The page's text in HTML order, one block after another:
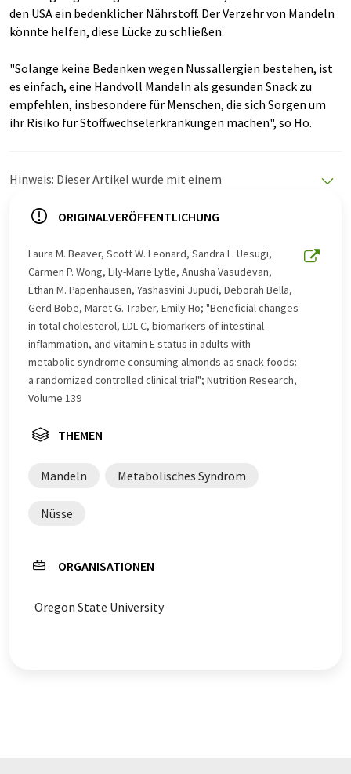
den USA ein bedenklicher Nährstoff. Der Verzehr von Mandeln
könnte helfen, diese Lücke zu schließen.
"Solange keine Bedenken wegen Nussallergien bestehen, ist
es einfach, eine Handvoll Mandeln als gesunden Snack zu
empfehlen, insbesondere für Menschen, die sich Sorgen um
ihr Risiko für Stoffwechselerkrankungen machen", so Ho.
Hinweis: Dieser Artikel wurde mit einem
LUMITOS bietet diese automatischen Übersetzungen
Nachrichten zu präsentieren. Da dieser Artikel mit
automatischer Übersetzung übersetzt wurde, ist es
möglich, dass er Fehler im Vokabular, in der Syntax oder
in der Grammatik enthält. Den ursprünglichen Artikel in
Englisch finden Siehier.
ORIGINALVERÖFFENTLICHUNG
Laura M. Beaver, Scott W. Leonard, Sandra L. Uesugi,
Carmen P. Wong, Lily-Marie Lytle, Anusha Vasudevan,
Ethan M. Papenhausen, Yashasvini Jupudi, Deborah Bella,
Gerd Bobe, Maret G. Traber, Emily Ho; "Beneficial changes
in total cholesterol, LDL-C, biomarkers of intestinal
inflammation, and vitamin E status in adults with
metabolic syndrome consuming almonds as snack foods:
a randomized controlled clinical trial"; Nutrition Research,
Volume 139
THEMEN
Mandeln Metabolisches Syndrom
Nüsse
ORGANISATIONEN
Oregon State University